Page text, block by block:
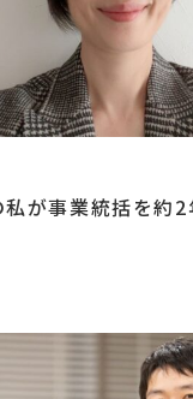
が事業統括を約